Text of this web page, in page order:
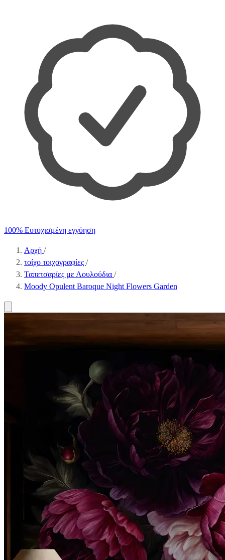
100% Ευτυχισμένη εγγύηση
Αρχή /
τοίχο τοιχογραφίες /
Ταπετσαρίες με Λουλούδια /
Moody Opulent Baroque Night Flowers Garden